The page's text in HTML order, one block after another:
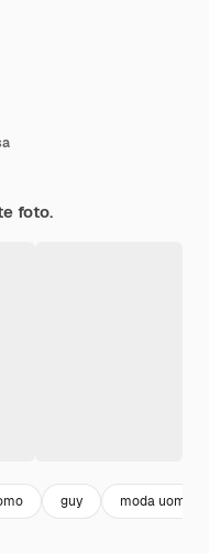
foto.
guy moda uomo